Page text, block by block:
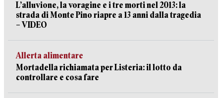
L’alluvione, la voragine e i tre morti nel 2013: la
strada di Monte Pino riapre a 13 anni dalla tragedia
– VIDEO
Allerta alimentare
Mortadella richiamata per Listeria: il lotto da
controllare e cosa fare